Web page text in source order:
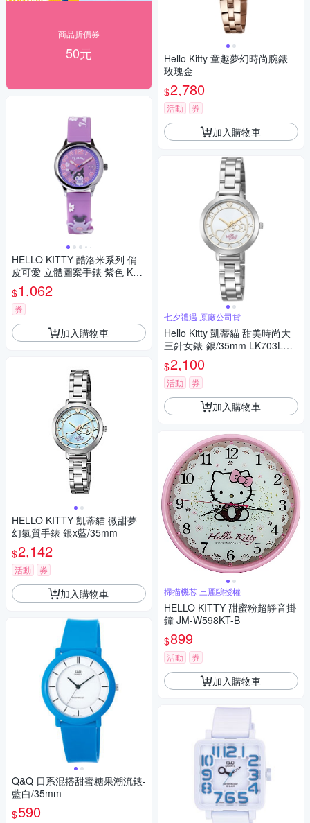
商品折價券
50元
HELLO KITTY 酷洛米系列 俏
皮可愛 立體圖案手錶 紫色 KT0
81LWVV_30mm
$1,062
券
加入購物車
HELLO KITTY 凱蒂貓 微甜夢
幻氣質手錶 銀x藍/35mm
$2,142
活動 券
加入購物車
Q&Q 日系混搭甜蜜糖果潮流錶-
藍白/35mm
$590
Hello Kitty 童趣夢幻時尚腕錶-
玫瑰金
$2,780
活動 券
加入購物車
七夕禮遇 原廠公司貨
Hello Kitty 凱蒂貓 甜美時尚大
三針女錶-銀/35mm LK703LWK
A 七夕寵愛季 送禮推薦
$2,100
活動 券
加入購物車
掃描機芯 三麗鷗授權
HELLO KITTY 甜蜜粉超靜音掛
鐘 JM-W598KT-B
$899
活動 券
加入購物車